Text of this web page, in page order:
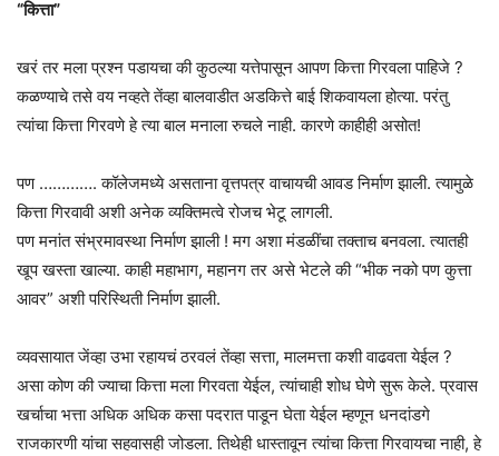
“कित्ता”
खरं तर मला प्रश्न पडायचा की कुठल्या यत्तेपासून आपण कित्ता गिरवला पाहिजे ?
कळण्याचे तसे वय नव्हते तेंव्हा बालवाडीत अडकित्ते बाई शिकवायला होत्या. परंतु
त्यांचा कित्ता गिरवणे हे त्या बाल मनाला रुचले नाही. कारणे काहीही असोत!
पण …………. कॉलेजमध्ये असताना वृत्तपत्र वाचायची आवड निर्माण झाली. त्यामुळे
कित्ता गिरवावी अशी अनेक व्यक्तिमत्वे रोजच भेटू लागली.
पण मनांत संभ्रमावस्था निर्माण झाली ! मग अशा मंडळींचा तक्ताच बनवला. त्यातही
खूप खस्ता खाल्या. काही महाभाग, महानग तर असे भेटले की “भीक नको पण कुत्ता
आवर” अशी परिस्थिती निर्माण झाली.
व्यवसायात जेंव्हा उभा रहायचं ठरवलं तेंव्हा सत्ता, मालमत्ता कशी वाढवता येईल ?
असा कोण की ज्याचा कित्ता मला गिरवता येईल, त्यांचाही शोध घेणे सुरू केले. प्रवास
खर्चाचा भत्ता अधिक अधिक कसा पदरात पाडून घेता येईल म्हणून धनदांडगे
राजकारणी यांचा सहवासही जोडला. तिथेही धास्तावून त्यांचा कित्ता गिरवायचा नाही, हे